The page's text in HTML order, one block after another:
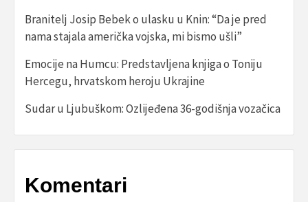
Branitelj Josip Bebek o ulasku u Knin: “Da je pred
nama stajala američka vojska, mi bismo ušli”
Emocije na Humcu: Predstavljena knjiga o Toniju
Hercegu, hrvatskom heroju Ukrajine
Sudar u Ljubuškom: Ozlijeđena 36-godišnja vozačica
Komentari